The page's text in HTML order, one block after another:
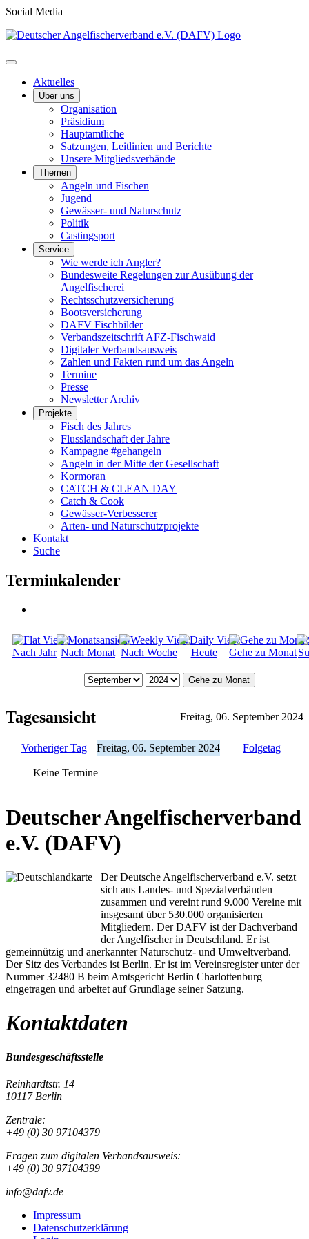
Social Media
Aktuelles
Über uns
Organisation
Präsidium
Hauptamtliche
Satzungen, Leitlinien und Berichte
Unsere Mitgliedsverbände
Themen
Angeln und Fischen
Jugend
Gewässer- und Naturschutz
Politik
Castingsport
Service
Wie werde ich Angler?
Bundesweite Regelungen zur Ausübung der
Angelfischerei
Rechtsschutzversicherung
Bootsversicherung
DAFV Fischbilder
Verbandszeitschrift AFZ-Fischwaid
Digitaler Verbandsausweis
Zahlen und Fakten rund um das Angeln
Termine
Presse
Newsletter Archiv
Projekte
Fisch des Jahres
Flusslandschaft der Jahre
Kampagne #gehangeln
Angeln in der Mitte der Gesellschaft
Kormoran
CATCH & CLEAN DAY
Catch & Cook
Gewässer-Verbesserer
Arten- und Naturschutzprojekte
Kontakt
Suche
Terminkalender
Nach Jahr Nach Monat Nach Woche Heute Gehe zu Monat
Gehe zu Monat
Tagesansicht Freitag, 06. September 2024
Vorheriger Tag Freitag, 06. September 2024 Folgetag
Keine Termine
Deutscher Angelfischerverband
e.V. (DAFV)
Der Deutsche Angelfischerverband e.V. setzt
sich aus Landes- und Spezialverbänden
zusammen und vereint rund 9.000 Vereine mit
insgesamt über 530.000 organisierten
Mitgliedern. Der DAFV ist der Dachverband
der Angelfischer in Deutschland. Er ist
gemeinnützig und anerkannter Naturschutz- und Umweltverband.
Der Sitz des Verbandes ist Berlin. Er ist im Vereinsregister unter der
Nummer 32480 B beim Amtsgericht Berlin Charlottenburg
eingetragen und arbeitet auf Grundlage seiner Satzung.
Kontaktdaten
Bundesgeschäftsstelle
Reinhardtstr. 14
10117 Berlin
Zentrale:
+49 (0) 30 97104379
Fragen zum digitalen Verbandsausweis:
+49 (0) 30 97104399
info@dafv.de
Impressum
Datenschutzerklärung